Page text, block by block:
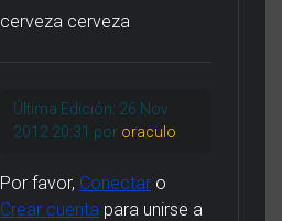
cerveza cerveza
Última Edición: 26 Nov
2012 20:31 por oraculo
Por favor, Conectar o
Crear cuenta para unirse a